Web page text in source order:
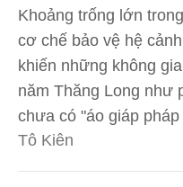
Khoảng trống lớn
cơ chế bảo vệ hệ
khiến những không
năm Thăng Long như
chưa có "áo giáp pháp
Tô Kiên